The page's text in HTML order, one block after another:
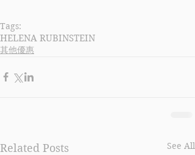
Tags:
HELENA RUBINSTEIN
其他優惠
Related Posts See All